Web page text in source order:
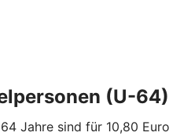
(U-64)
Jahre sind für 10,80 Euro